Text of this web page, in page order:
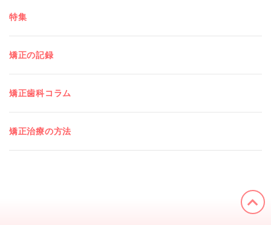
特集
矯正の記録
矯正歯科コラム
矯正治療の方法